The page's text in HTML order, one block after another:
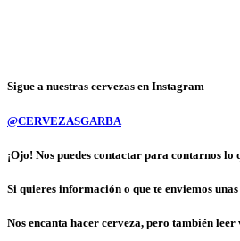
Sigue a nuestras cervezas en Instagram
@CERVEZASGARBA
¡Ojo! Nos puedes contactar para contarnos lo
Si quieres información o que te enviemos
Nos encanta hacer cerveza, pero también leer